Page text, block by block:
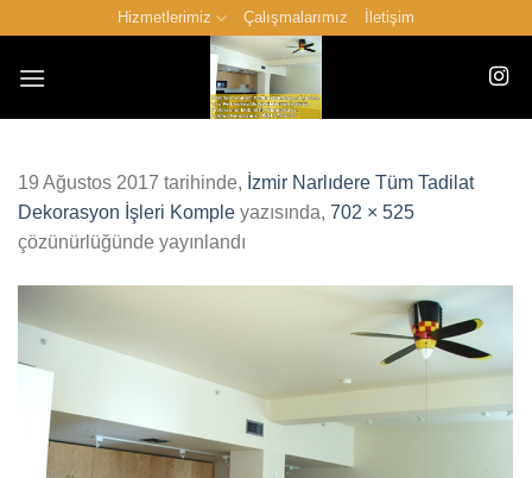
Hizmetlerimiz Çalışmalarımız İletişim
19 Ağustos 2017 tarihinde, İzmir Narlıdere Tüm Tadilat
Dekorasyon İşleri Komple yazısında, 702 × 525
çözünürlüğünde yayınlandı